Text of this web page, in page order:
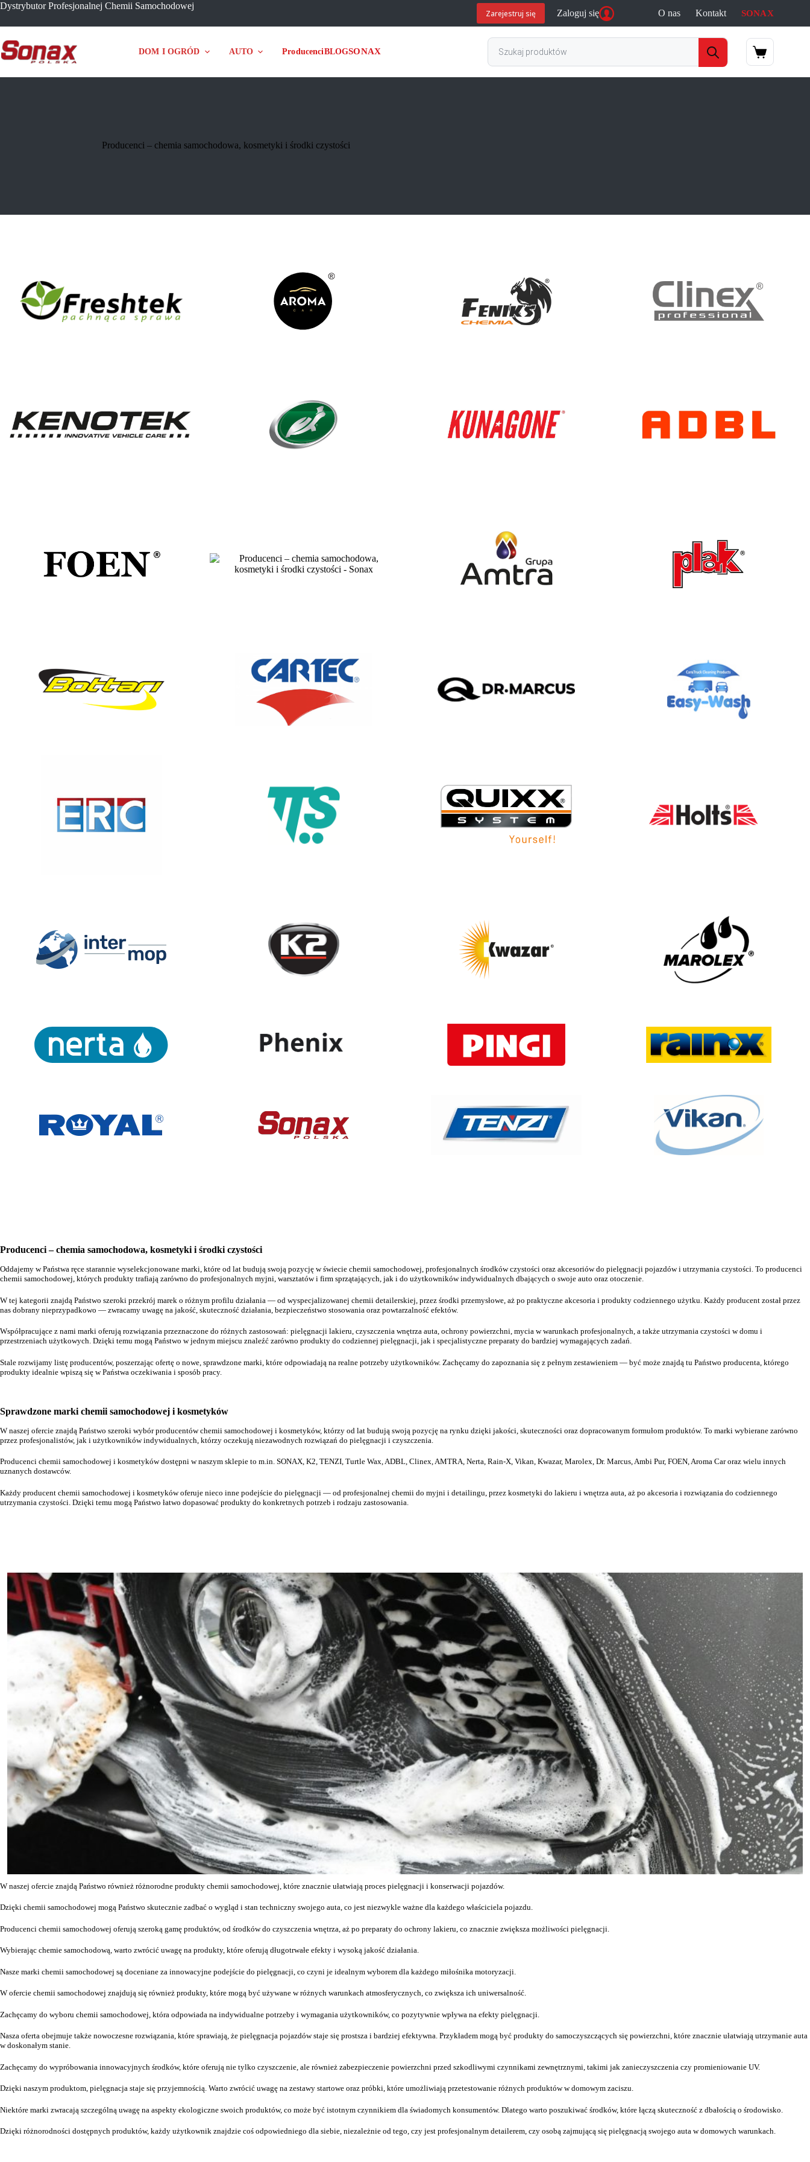
Przejdź
treści
Dystrybutor Profesjonalnej Chemii Samochodowej
Zarejestruj się Zaloguj się O nas Kontakt SONAX
DOM I OGRÓD AUTO SONAX
ProducenciBLOG
Wyszukiwarka
produktów
Koszyk
Producenci – chemia samochodowa, kosmetyki i środki czystości
Producenci – chemia samochodowa, kosmetyki i środki czystości
Oddajemy w Państwa ręce starannie wyselekcjonowane marki, które od lat budują swoją pozycję w świecie chemii samochodowej, profesjonalnych środków czystości oraz akcesoriów do pielęgnacji pojazdów i utrzymania czystości. To producenci
chemii samochodowej, których produkty trafiają zarówno do profesjonalnych myjni, warsztatów i firm sprzątających, jak i do użytkowników indywidualnych dbających o swoje auto oraz otoczenie.
W tej kategorii znajdą Państwo szeroki przekrój marek o różnym profilu działania — od wyspecjalizowanej chemii detailerskiej, przez środki przemysłowe, aż po praktyczne akcesoria i produkty codziennego użytku. Każdy producent został przez
nas dobrany nieprzypadkowo — zwracamy uwagę na jakość, skuteczność działania, bezpieczeństwo stosowania oraz powtarzalność efektów.
Współpracujące z nami marki oferują rozwiązania przeznaczone do różnych zastosowań: pielęgnacji lakieru, czyszczenia wnętrza auta, ochrony powierzchni, mycia w warunkach profesjonalnych, a także utrzymania czystości w domu i
przestrzeniach użytkowych. Dzięki temu mogą Państwo w jednym miejscu znaleźć zarówno produkty do codziennej pielęgnacji, jak i specjalistyczne preparaty do bardziej wymagających zadań.
Stale rozwijamy listę producentów, poszerzając ofertę o nowe, sprawdzone marki, które odpowiadają na realne potrzeby użytkowników. Zachęcamy do zapoznania się z pełnym zestawieniem — być może znajdą tu Państwo producenta, którego
produkty idealnie wpiszą się w Państwa oczekiwania i sposób pracy.
Sprawdzone marki chemii samochodowej i kosmetyków
W naszej ofercie znajdą Państwo szeroki wybór producentów chemii samochodowej i kosmetyków, którzy od lat budują swoją pozycję na rynku dzięki jakości, skuteczności oraz dopracowanym formułom produktów. To marki wybierane zarówno
przez profesjonalistów, jak i użytkowników indywidualnych, którzy oczekują niezawodnych rozwiązań do pielęgnacji i czyszczenia.
Producenci chemii samochodowej i kosmetyków dostępni w naszym sklepie to m.in. SONAX, K2, TENZI, Turtle Wax, ADBL, Clinex, AMTRA, Nerta, Rain-X, Vikan, Kwazar, Marolex, Dr. Marcus, Ambi Pur, FOEN, Aroma Car oraz wielu innych
uznanych dostawców.
Każdy producent chemii samochodowej i kosmetyków oferuje nieco inne podejście do pielęgnacji — od profesjonalnej chemii do myjni i detailingu, przez kosmetyki do lakieru i wnętrza auta, aż po akcesoria i rozwiązania do codziennego
utrzymania czystości. Dzięki temu mogą Państwo łatwo dopasować produkty do konkretnych potrzeb i rodzaju zastosowania.
W naszej ofercie znajdą Państwo również różnorodne produkty chemii samochodowej, które znacznie ułatwiają proces pielęgnacji i konserwacji pojazdów.
Dzięki chemii samochodowej mogą Państwo skutecznie zadbać o wygląd i stan techniczny swojego auta, co jest niezwykle ważne dla każdego właściciela pojazdu.
Producenci chemii samochodowej oferują szeroką gamę produktów, od środków do czyszczenia wnętrza, aż po preparaty do ochrony lakieru, co znacznie zwiększa możliwości pielęgnacji.
Wybierając chemie samochodową, warto zwrócić uwagę na produkty, które oferują długotrwałe efekty i wysoką jakość działania.
Nasze marki chemii samochodowej są doceniane za innowacyjne podejście do pielęgnacji, co czyni je idealnym wyborem dla każdego miłośnika motoryzacji.
W ofercie chemii samochodowej znajdują się również produkty, które mogą być używane w różnych warunkach atmosferycznych, co zwiększa ich uniwersalność.
Zachęcamy do wyboru chemii samochodowej, która odpowiada na indywidualne potrzeby i wymagania użytkowników, co pozytywnie wpływa na efekty pielęgnacji.
Nasza oferta obejmuje także nowoczesne rozwiązania, które sprawiają, że pielęgnacja pojazdów staje się prostsza i bardziej efektywna. Przykładem mogą być produkty do samoczyszczących się powierzchni, które znacznie ułatwiają utrzymanie auta
w doskonałym stanie.
Zachęcamy do wypróbowania innowacyjnych środków, które oferują nie tylko czyszczenie, ale również zabezpieczenie powierzchni przed szkodliwymi czynnikami zewnętrznymi, takimi jak zanieczyszczenia czy promieniowanie UV.
Dzięki naszym produktom, pielęgnacja staje się przyjemnością. Warto zwrócić uwagę na zestawy startowe oraz próbki, które umożliwiają przetestowanie różnych produktów w domowym zaciszu.
Niektóre marki zwracają szczególną uwagę na aspekty ekologiczne swoich produktów, co może być istotnym czynnikiem dla świadomych konsumentów. Dlatego warto poszukiwać środków, które łączą skuteczność z dbałością o środowisko.
Dzięki różnorodności dostępnych produktów, każdy użytkownik znajdzie coś odpowiedniego dla siebie, niezależnie od tego, czy jest profesjonalnym detailerem, czy osobą zajmującą się pielęgnacją swojego auta w domowych warunkach.